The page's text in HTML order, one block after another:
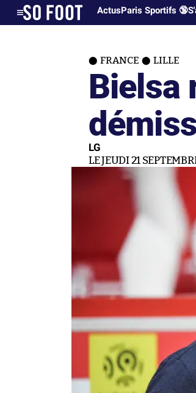
ActusParis Sportifs 🔞
FRANCE LILLE
Bielsa
LG
LE JEUDI 21